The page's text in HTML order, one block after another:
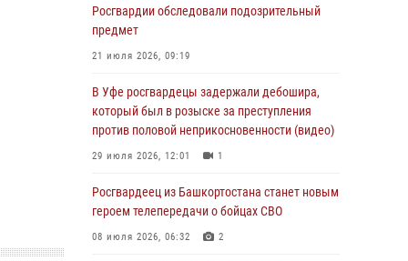
В Башкирии росгвардейцы провели
волейбольный турнир на открытом воздухе
03 августа 2026, 04:29
В Уфе росгвардейцы по горячим следам
задержали подозреваемого в открытом
хищении из аптеки (видео)
03 августа 2026, 04:15
Начальник отделения учёта и
комплектования Росгвардии Башкортостана
ответил на вопросы граждан
Росгвардии обследовали подозрительный
предмет
21 июля 2026, 09:19
В Уфе росгвардецы задержали дебошира,
который был в розыске за преступления
против половой неприкосновенности (видео)
29 июля 2026, 12:01 1
Росгвардеец из Башкортостана станет новым
героем телепередачи о бойцах СВО
08 июля 2026, 06:32 2